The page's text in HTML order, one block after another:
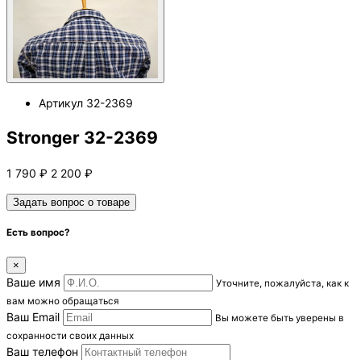
Артикул 32-2369
Stronger 32-2369
1 790 ₽ 2 200 ₽
Задать вопрос о товаре
Есть вопрос?
×
Ваше имя
Уточните, пожалуйста, как к
вам можно обращаться
Ваш Email
Вы можете быть уверены в
сохранности своих данных
Ваш телефон